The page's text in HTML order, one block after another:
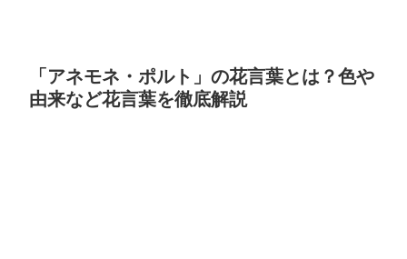
「アネモネ・ポルト」の花言葉とは？色や
由来など花言葉を徹底解説